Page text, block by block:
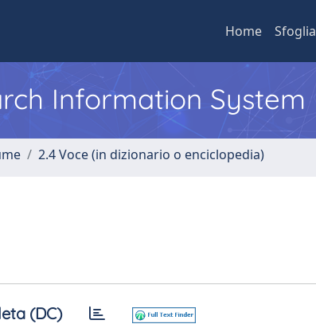
Home Sfoglia
Information System
2.4 Voce (in dizionario o enciclopedia)
(DC)